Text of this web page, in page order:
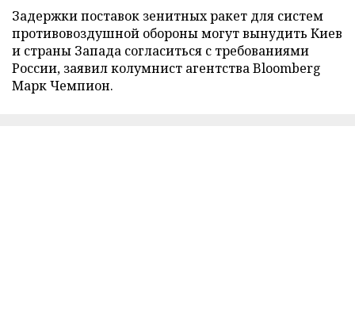
Задержки поставок зенитных ракет для систем
противовоздушной обороны могут вынудить Киев
и страны Запада согласиться с требованиями
России, заявил колумнист агентства Bloomberg
Марк Чемпион.